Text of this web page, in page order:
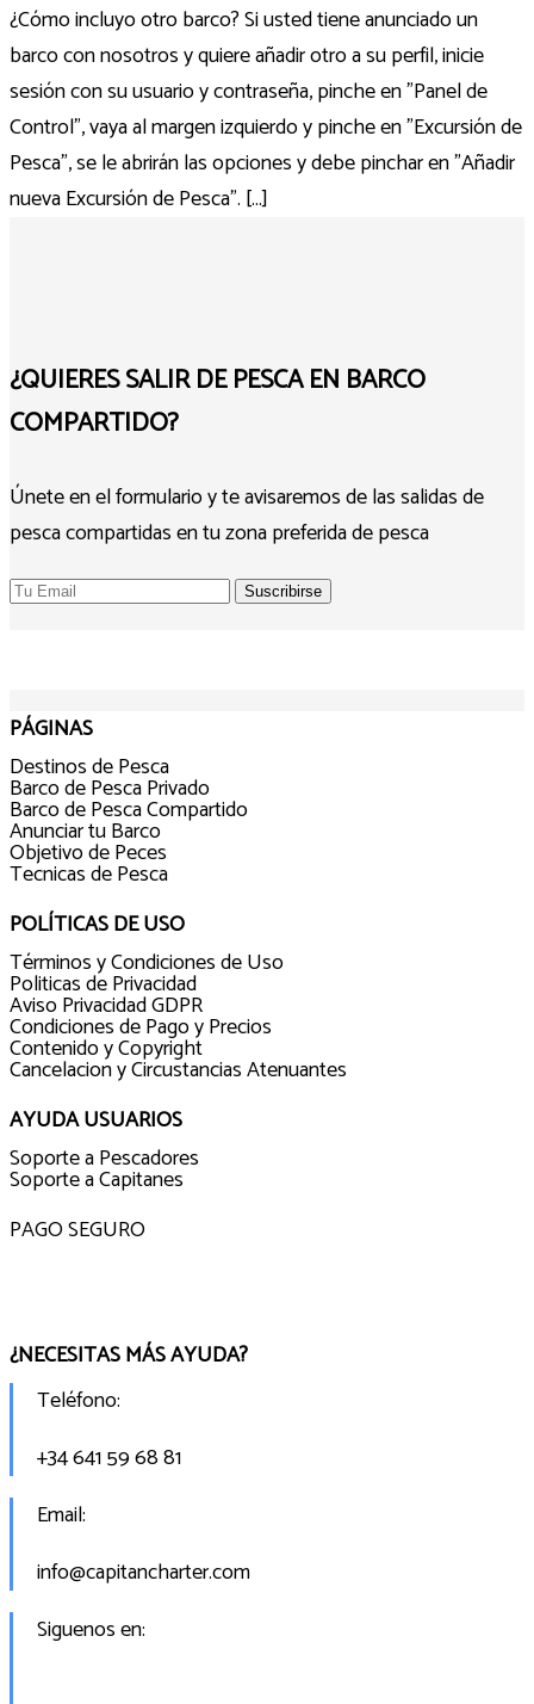
¿Cómo incluyo otro barco? Si usted tiene anunciado un
barco con nosotros y quiere añadir otro a su perfil, inicie
sesión con su usuario y contraseña, pinche en "Panel de
Control", vaya al margen izquierdo y pinche en "Excursión de
Pesca", se le abrirán las opciones y debe pinchar en "Añadir
nueva Excursión de Pesca". [...]
¿QUIERES SALIR DE PESCA EN BARCO
COMPARTIDO?
Únete en el formulario y te avisaremos de las salidas de
pesca compartidas en tu zona preferida de pesca
PÁGINAS
Destinos de Pesca
Barco de Pesca Privado
Barco de Pesca Compartido
Anunciar tu Barco
Objetivo de Peces
Tecnicas de Pesca
POLÍTICAS DE USO
Términos y Condiciones de Uso
Politicas de Privacidad
Aviso Privacidad GDPR
Condiciones de Pago y Precios
Contenido y Copyright
Cancelacion y Circustancias Atenuantes
AYUDA USUARIOS
Soporte a Pescadores
Soporte a Capitanes
PAGO SEGURO
¿NECESITAS MÁS AYUDA?
Teléfono:
+34 641 59 68 81
Email:
info@capitancharter.com
Siguenos en: